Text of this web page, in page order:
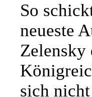
So
neueste
Zelensky
sich